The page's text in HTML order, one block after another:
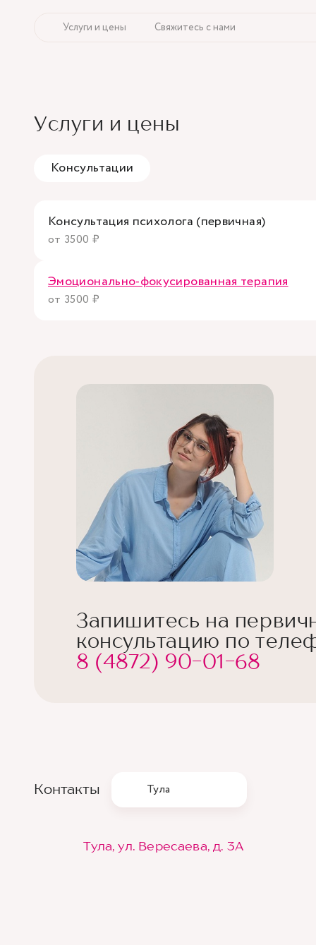
Услуги и цены Свяжитесь с нами
Услуги и цены
Консультации
Консультация психолога (первичная)
от 3500 ₽
Эмоционально-фокусированная терапия
от 3500 ₽
Запишитесь на
консультацию по
8 (4872) 90-01-68
Контакты Тула
Тула, ул. Вересаева, д. 3А